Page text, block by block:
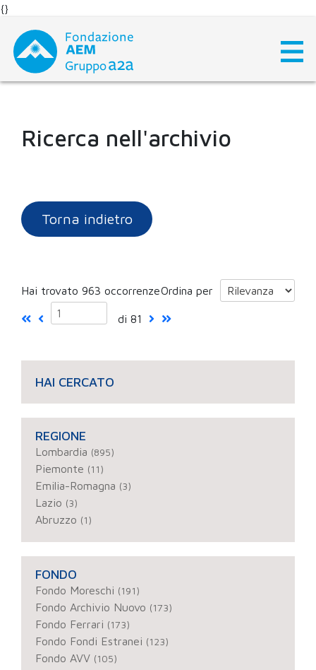
{}
content
Ricerca nell'archivio
Torna indietro
Hai trovato 963 occorrenzeOrdina per
di 81
HAI CERCATO
REGIONE
Lombardia (895)
Piemonte (11)
Emilia-Romagna (3)
Lazio (3)
Abruzzo (1)
FONDO
Fondo Moreschi (191)
Fondo Archivio Nuovo (173)
Fondo Ferrari (173)
Fondo Fondi Estranei (123)
Fondo AVV (105)